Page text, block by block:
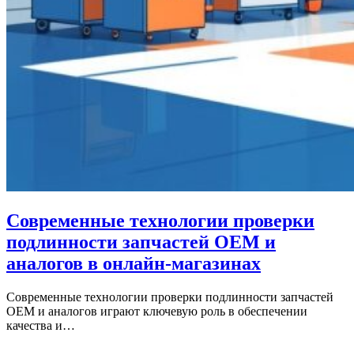
Современные технологии проверки
подлинности запчастей OEM и
аналогов в онлайн-магазинах
Современные технологии проверки подлинности запчастей
OEM и аналогов играют ключевую роль в обеспечении
качества и…